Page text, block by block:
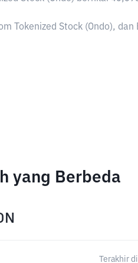
Tokenized Stock (Ondo), dan
yang Berbeda
Terakhir